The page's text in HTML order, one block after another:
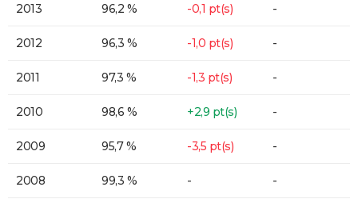
2013 96,2 % -0,1 pt(s) -
2012 96,3 % -1,0 pt(s) -
2011 97,3 % -1,3 pt(s) -
2010 98,6 % +2,9 pt(s) -
2009 95,7 % -3,5 pt(s) -
2008 99,3 % - -